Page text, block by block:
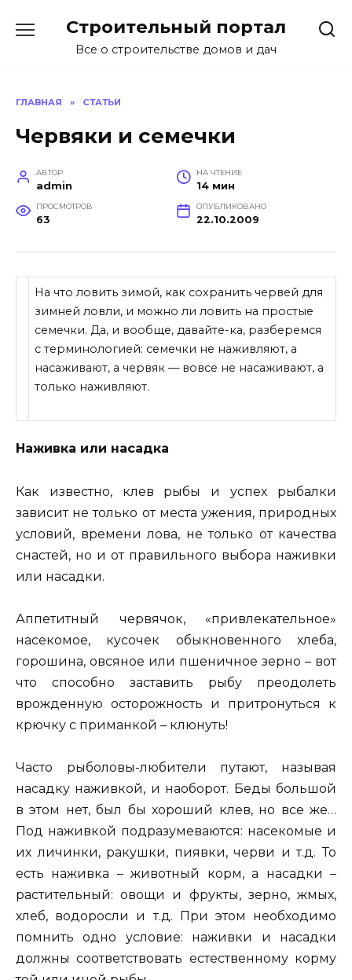
содержанию
Строительный портал
Все о строительстве домов и дач
ГЛАВНАЯ » СТАТЬИ
Червяки и семечки
АВТОР
admin
НА ЧТЕНИЕ
14 мин
ПРОСМОТРОВ
63
ОПУБЛИКОВАНО
22.10.2009
На что ловить зимой, как сохранить червей для
зимней ловли, и можно ли ловить на простые
семечки. Да, и вообще, давайте-ка, разберемся
с терминологией: семечки не наживляют, а
насаживают, а червяк — вовсе не насаживают, а
только наживляют.
Наживка или насадка
Как известно, клев рыбы и успех рыбалки
зависит не только от места ужения, природных
условий, времени лова, не только от качества
снастей, но и от правильного выбора наживки
или насадки.
Аппетитный червячок, «привлекательное»
насекомое, кусочек обыкновенного хлеба,
горошина, овсяное или пшеничное зерно – вот
что способно заставить рыбу преодолеть
врожденную осторожность и притронуться к
крючку с приманкой – клюнуть!
Часто рыболовы-любители путают, называя
насадку наживкой, и наоборот. Беды большой
в этом нет, был бы хороший клев, но все же…
Под наживкой подразумеваются: насекомые и
их личинки, ракушки, пиявки, черви и т.д. То
есть наживка – животный корм, а насадки –
растительный: овощи и фрукты, зерно, жмых,
хлеб, водоросли и т.д. При этом необходимо
помнить одно условие: наживки и насадки
должны соответствовать естественному корму